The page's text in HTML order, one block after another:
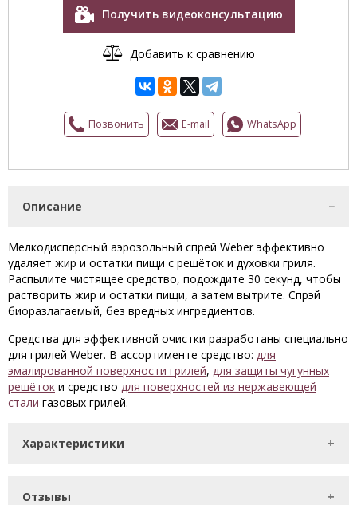
Получить видеоконсультацию
Добавить к сравнению
Позвонить E-mail WhatsApp
Описание
Мелкодисперсный аэрозольный спрей Weber эффективно
удаляет жир и остатки пищи с решёток и духовки гриля.
Распылите чистящее средство, подождите 30 секунд, чтобы
растворить жир и остатки пищи, а затем вытрите. Спрэй
биоразлагаемый, без вредных ингредиентов.
Средства для эффективной очистки разработаны специально
для грилей Weber. В ассортименте средство: для
эмалированной поверхности грилей, для защиты чугунных
решёток и средство для поверхностей из нержавеющей
стали газовых грилей.
Характеристики
Отзывы